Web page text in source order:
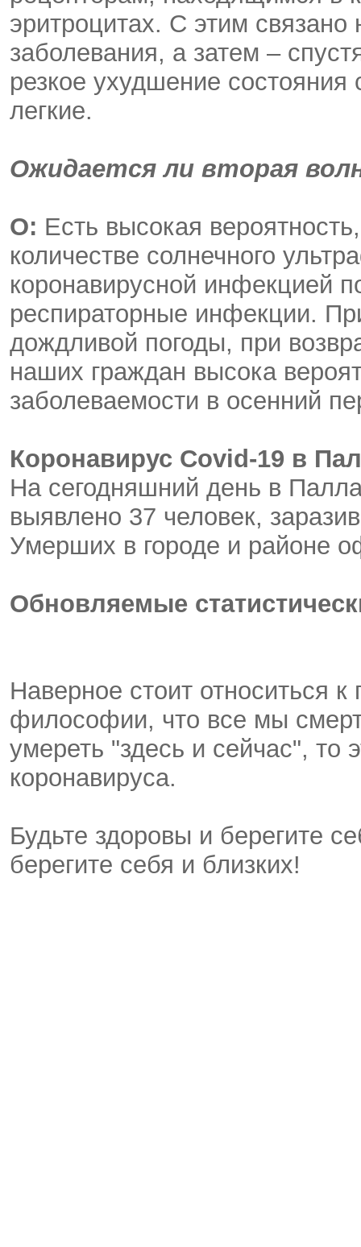
эритроцитах. С этим связано
заболевания, а затем –
резкое ухудшение
легкие.
Ожидается ли вторая
О: Есть высокая
количестве солнечного
коронавирусной инфекцией
респираторные инфекции.
дождливой погоды, при
наших граждан высока
заболеваемости в осенний
Коронавирус Covid-19 в
На сегодняшний день в
выявлено 37 человек,
Умерших в городе и районе
Обновляемые
Наверное стоит относиться
философии, что все мы
умереть "здесь и сейчас", то
коронавируса.
Будьте здоровы и берегите
берегите себя и близких!